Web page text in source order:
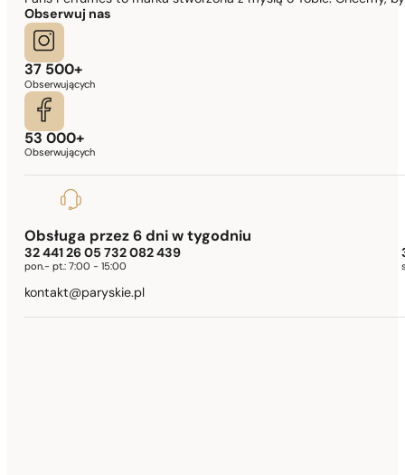
Obserwuj nas
37 500+
Obserwujących
53 000+
Obserwujących
Obsługa przez 6 dni w tygodniu
32 441 26 05 732 082 439
pon.- pt.: 7:00 - 15:00
kontakt@paryskie.pl